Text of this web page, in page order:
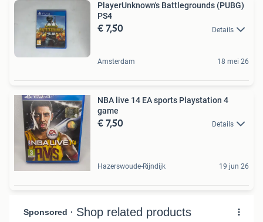
PlayerUnknown's Battlegrounds (PUBG)
PS4
€ 7,50 Details
Amsterdam 18 mei 26
NBA live 14 EA sports Playstation 4
game
€ 7,50 Details
Hazerswoude-Rijndijk 19 jun 26